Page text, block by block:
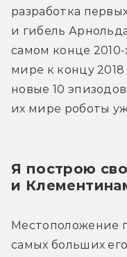
разработка
и гибель
самом конце 2010-
мире к концу
новые 10
их мире роботы
Я построю
и
Местоположение
самых больших